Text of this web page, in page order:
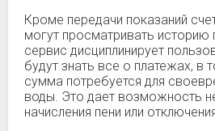
Кроме передачи показаний
могут просматривать
сервис дисциплинирует
будут знать все о платежах, в
сумма потребуется для
воды. Это дает возможность
начисления пени или